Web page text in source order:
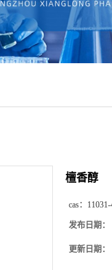
檀香醇
cas：
发布日期：
更新日期：